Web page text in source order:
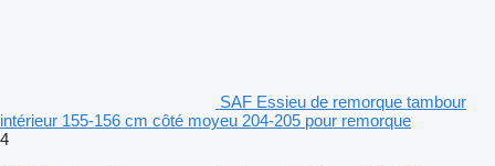
SAF Essieu de remorque tambour
intérieur 155-156 cm côté moyeu 204-205 pour remorque
4